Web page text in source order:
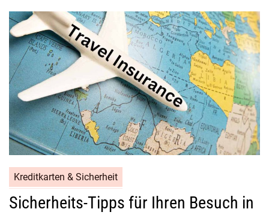
Kreditkarten & Sicherheit
Sicherheits-Tipps für Ihren Besuch in